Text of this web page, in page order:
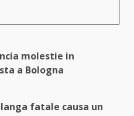
molestie in
a Bologna
fatale causa un